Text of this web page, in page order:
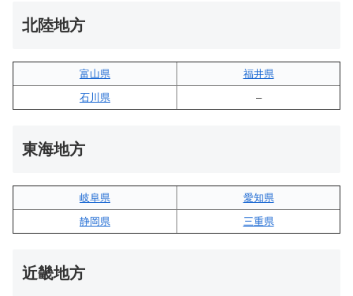
北陸地方
富山県
福井県
石川県
–
東海地方
岐阜県
愛知県
静岡県
三重県
近畿地方